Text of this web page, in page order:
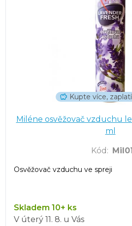
Kupte více,
Miléne osvěžovač vzduchu
ml
Kód : Mil01
Osvěžovač vzduchu ve spreji
Skladem 10+ ks
V úterý 11. 8. u Vás